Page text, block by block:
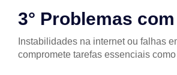
3° Problemas
Instabilidades na internet ou falhas
compromete tarefas essenciais